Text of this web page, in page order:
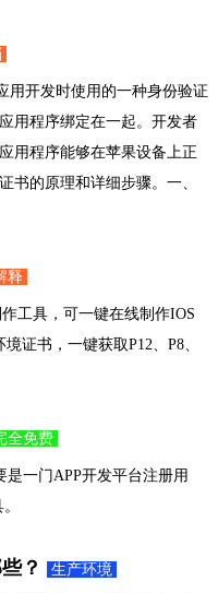
用开发时使用的一种身份验证
用程序绑定在一起。开发者
用程序能够在苹果设备上正
书的原理和详细步骤。一、
释
工具，可一键在线制作IOS
证书，一键获取P12、P8、
全免费
是一门APP开发平台注册用
？ 生产环境